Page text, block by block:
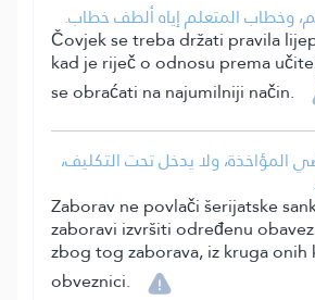
وخطاب المتعلم إياه ألطف خطاب.
Čovjek se treba držati pravila
kad je riječ o odnosu prema
se obraćati na najumilniji način.
المؤاخذة، ولا يدخل تحت التكليف،
Zaborav ne povlači šerijatske
zaboravi izvršiti određenu
zbog tog zaborava, iz kruga onih
obveznici.